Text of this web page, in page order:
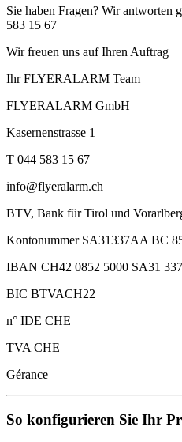
Sie haben Fragen? Wir antworten
583 15 67
Wir freuen uns auf Ihren Auftrag
Ihr FLYERALARM Team
FLYERALARM GmbH
Kasernenstrasse 1
T 044 583 15 67
info@flyeralarm.ch
BTV, Bank für Tirol und
Kontonummer SA31337AA BC
IBAN CH42 0852 5000 SA31
BIC BTVACH22
n° IDE CHE
TVA CHE
Gérance
So konfigurieren Sie Ihr